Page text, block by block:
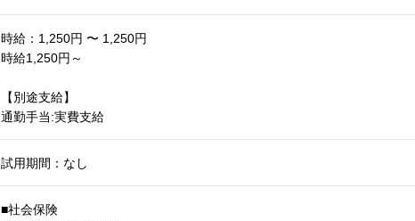
時給：1,250円 〜 1,250円
時給1,250円～
【別途支給】
通勤手当:実費支給
試用期間：なし
■社会保険